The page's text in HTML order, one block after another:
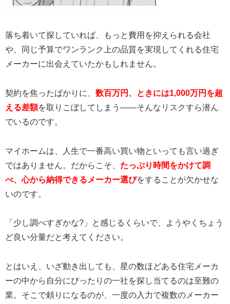
落ち着いて探していれば、もっと費用を抑えられる会社
や、同じ予算でワンランク上の品質を実現してくれる住宅
メーカーに出会えていたかもしれません。
契約を焦ったばかりに、 数百万円、ときには1,000万円を超
える差額を取りこぼしてしまう——そんなリスクすら潜ん
でいるのです。
マイホームは、人生で一番高い買い物といっても言い過ぎ
ではありません。だからこそ、 たっぷり時間をかけて調
べ、心から納得できるメーカー選びをすることが欠かせな
いのです。
「少し調べすぎかな?」と感じるくらいで、ようやくちょう
ど良い分量だと考えてください。
とはいえ、いざ動き出しても、星の数ほどある住宅メーカ
ーの中から自分にぴったりの一社を探し当てるのは至難の
業。そこで頼りになるのが、一度の入力で複数のメーカー